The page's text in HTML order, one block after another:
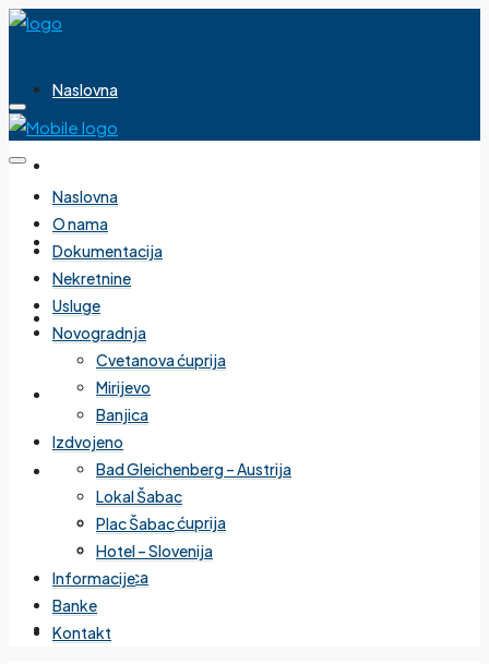
Naslovna
Dokumentacija
Nekretnine
Usluge
Novogradnja
Cvetanova ćuprija
Mirijevo
Banjica
Izdvojeno
Naslovna
O nama
Dokumentacija
Nekretnine
Usluge
Novogradnja
Cvetanova ćuprija
Mirijevo
Banjica
Izdvojeno
Bad Gleichenberg – Austrija
Lokal Šabac
Plac Šabac
Hotel – Slovenija
Informacije
Banke
Kontakt